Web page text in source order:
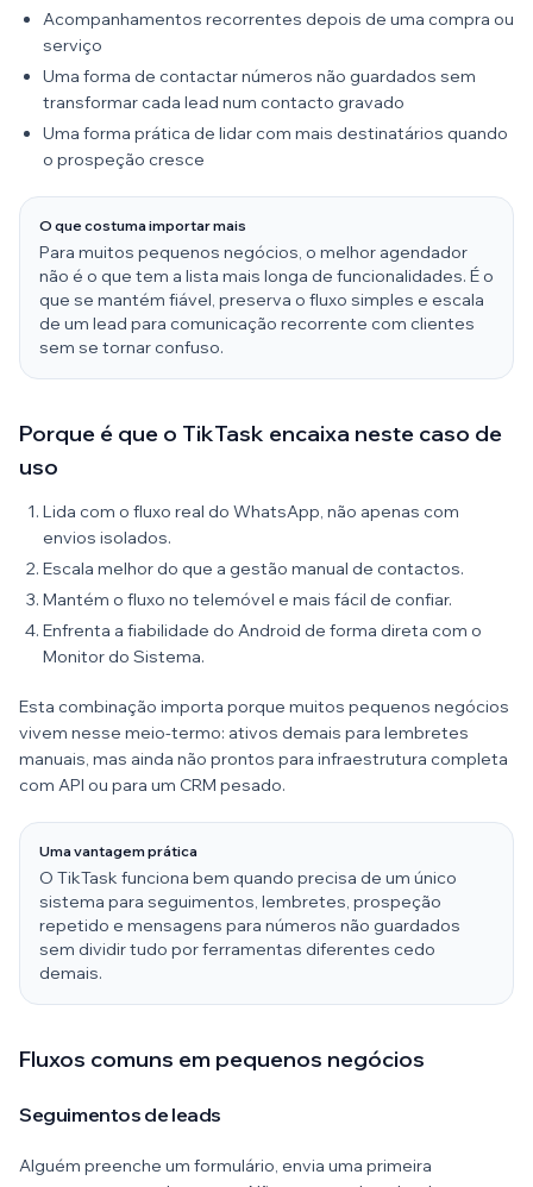
Acompanhamentos recorrentes depois de uma compra ou
serviço
Uma forma de contactar números não guardados sem
transformar cada lead num contacto gravado
Uma forma prática de lidar com mais destinatários quando
o prospeção cresce
O que costuma importar mais
Para muitos pequenos negócios, o melhor agendador
não é o que tem a lista mais longa de funcionalidades. É o
que se mantém fiável, preserva o fluxo simples e escala
de um lead para comunicação recorrente com clientes
sem se tornar confuso.
Porque é que o TikTask encaixa neste caso de
uso
Lida com o fluxo real do WhatsApp, não apenas com
envios isolados.
Escala melhor do que a gestão manual de contactos.
Mantém o fluxo no telemóvel e mais fácil de confiar.
Enfrenta a fiabilidade do Android de forma direta com o
Monitor do Sistema.
Esta combinação importa porque muitos pequenos negócios
vivem nesse meio-termo: ativos demais para lembretes
manuais, mas ainda não prontos para infraestrutura completa
com API ou para um CRM pesado.
Uma vantagem prática
O TikTask funciona bem quando precisa de um único
sistema para seguimentos, lembretes, prospeção
repetido e mensagens para números não guardados
sem dividir tudo por ferramentas diferentes cedo
demais.
Fluxos comuns em pequenos negócios
Seguimentos de leads
Alguém preenche um formulário, envia uma primeira